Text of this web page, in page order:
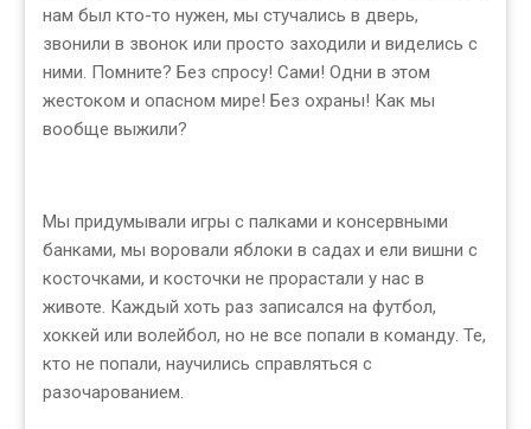
нам был кто-то нужен, мы стучались в дверь,
звонили в звонок или просто заходили и виделись с
ними. Помните? Без спросу! Сами! Одни в этом
жестоком и опасном мире! Без охраны! Как мы
вообще выжили?
Мы придумывали игры с палками и консервными
банками, мы воровали яблоки в садах и ели вишни с
косточками, и косточки не прорастали у нас в
животе. Каждый хоть раз записался на футбол,
хоккей или волейбол, но не все попали в команду. Те,
кто не попали, научились справляться с
разочарованием.